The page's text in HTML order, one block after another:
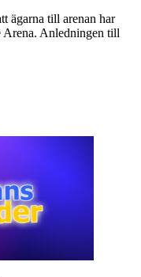
ägarna till arenan har
Anledningen till